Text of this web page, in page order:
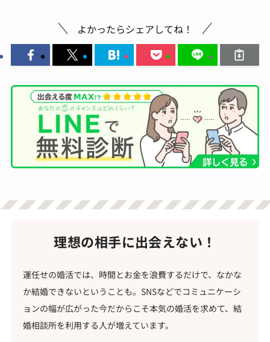
よかったらシェアしてね！
理想の相手に出会えない！
運任せの婚活では、時間とお金を浪費するだけで、なかな
か結婚できないということも。SNSなどでコミュニケーシ
ョンの幅が広がった今だからこそ本気の婚活を求めて、結
婚相談所を利用する人が増えています。